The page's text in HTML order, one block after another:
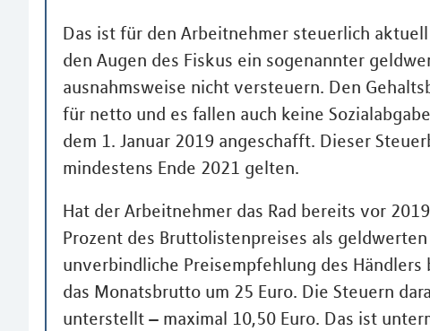
Das ist für den Arbeitnehmer steuerlich
den Augen des Fiskus ein sogenannter
ausnahmsweise nicht versteuern. Den
für netto und es fallen auch keine
dem 1. Januar 2019 angeschafft. Dieser
mindestens Ende 2021 gelten.
Hat der Arbeitnehmer das Rad bereits vor
Prozent des Bruttolistenpreises als
unverbindliche Preisempfehlung des
das Monatsbrutto um 25 Euro. Die Steuern
unterstellt – maximal 10,50 Euro. Das ist